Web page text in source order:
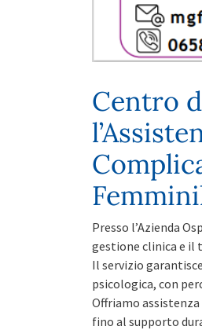
Centro
Presso l’Azienda
gestione clinica e il
Il servizio
psicologica, con
Offriamo
fino al supporto